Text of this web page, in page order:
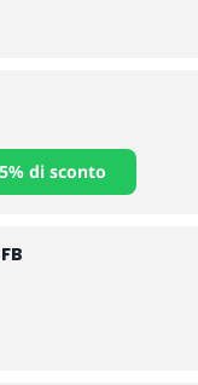
di sconto